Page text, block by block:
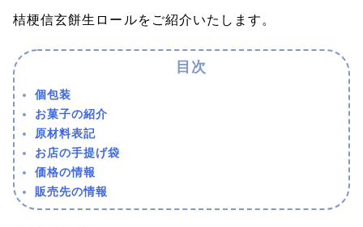
桔梗信玄餅生ロールをご紹介いたします。
個包装
お菓子の紹介
原材料表記
お店の手提げ袋
価格の情報
販売先の情報